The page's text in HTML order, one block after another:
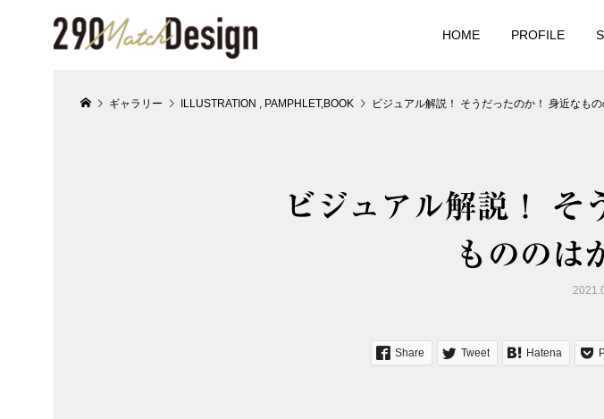
HOME PROFILE
ギャラリー ILLUSTRATION , PAMPHLET,BOOK ビジュアル解説！ そうだったのか！ 身近なも
ビジュアル解説！ そ
もののは
Share Tweet Hatena